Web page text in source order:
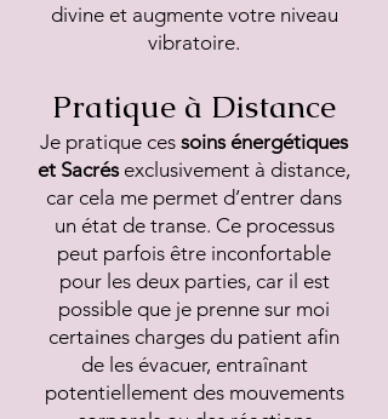
divine et augmente votre niveau
vibratoire.
Pratique à Distance
Je pratique ces soins énergétiques
et Sacrésexclusivement à distance,
car cela me permet d’entrer dans
un état de transe. Ce processus
peut parfois être inconfortable
pour les deux parties, car il est
possible que je prenne sur moi
certaines charges du patient afin
de les évacuer, entraînant
potentiellement des mouvements